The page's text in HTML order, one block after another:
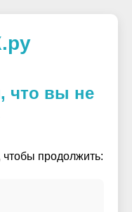
что вы не
продолжить: